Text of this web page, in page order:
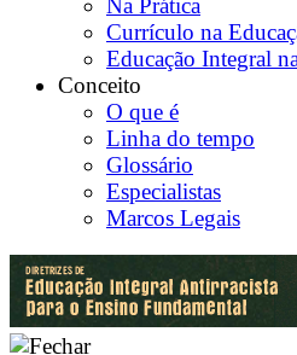
Currículo na
Educação Integral
Conceito
O que é
Linha do tempo
Glossário
Especialistas
Marcos Legais